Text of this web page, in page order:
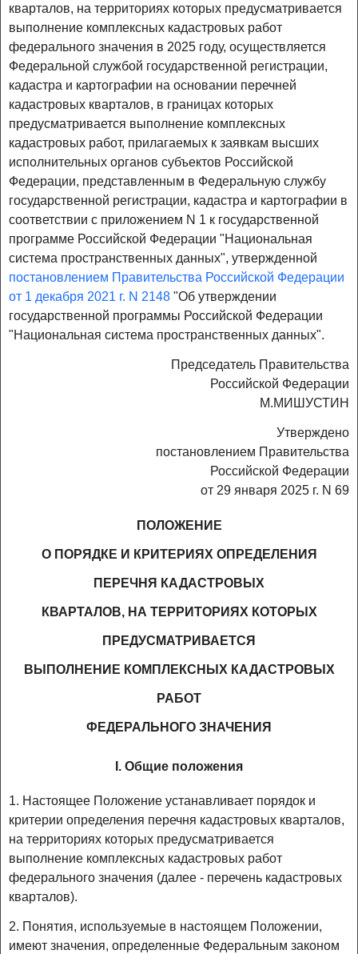
кварталов, на территориях которых предусматривается
выполнение комплексных кадастровых работ
федерального значения в 2025 году, осуществляется
Федеральной службой государственной регистрации,
кадастра и картографии на основании перечней
кадастровых кварталов, в границах которых
предусматривается выполнение комплексных
кадастровых работ, прилагаемых к заявкам высших
исполнительных органов субъектов Российской
Федерации, представленным в Федеральную службу
государственной регистрации, кадастра и картографии в
соответствии с приложением N 1 к государственной
программе Российской Федерации "Национальная
система пространственных данных", утвержденной
постановлением Правительства Российской Федерации
от 1 декабря 2021 г. N 2148 "Об утверждении
государственной программы Российской Федерации
"Национальная система пространственных данных".
Председатель Правительства
Российской Федерации
М.МИШУСТИН
Утверждено
постановлением Правительства
Российской Федерации
от 29 января 2025 г. N 69
ПОЛОЖЕНИЕ
О ПОРЯДКЕ И КРИТЕРИЯХ ОПРЕДЕЛЕНИЯ
ПЕРЕЧНЯ КАДАСТРОВЫХ
КВАРТАЛОВ, НА ТЕРРИТОРИЯХ КОТОРЫХ
ПРЕДУСМАТРИВАЕТСЯ
ВЫПОЛНЕНИЕ КОМПЛЕКСНЫХ КАДАСТРОВЫХ
РАБОТ
ФЕДЕРАЛЬНОГО ЗНАЧЕНИЯ
I. Общие положения
1. Настоящее Положение устанавливает порядок и
критерии определения перечня кадастровых кварталов,
на территориях которых предусматривается
выполнение комплексных кадастровых работ
федерального значения (далее - перечень кадастровых
кварталов).
2. Понятия, используемые в настоящем Положении,
имеют значения, определенные Федеральным законом